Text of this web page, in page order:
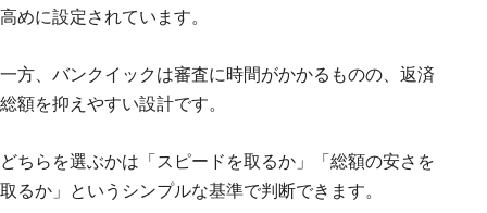
高めに設定されています。
一方、バンクイックは審査に時間がかかるものの、返済
総額を抑えやすい設計です。
どちらを選ぶかは「スピードを取るか」「総額の安さを
取るか」というシンプルな基準で判断できます。